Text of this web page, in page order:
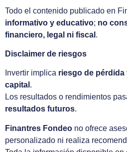
Todo el contenido publicado en
informativo y educativo; no
financiero, legal ni fiscal .
Disclaimer de riesgos
Invertir implica riesgo de pérdida
capital .
Los resultados o rendimientos
resultados futuros.
Finantres Fondeo no ofrece
personalizado ni realiza